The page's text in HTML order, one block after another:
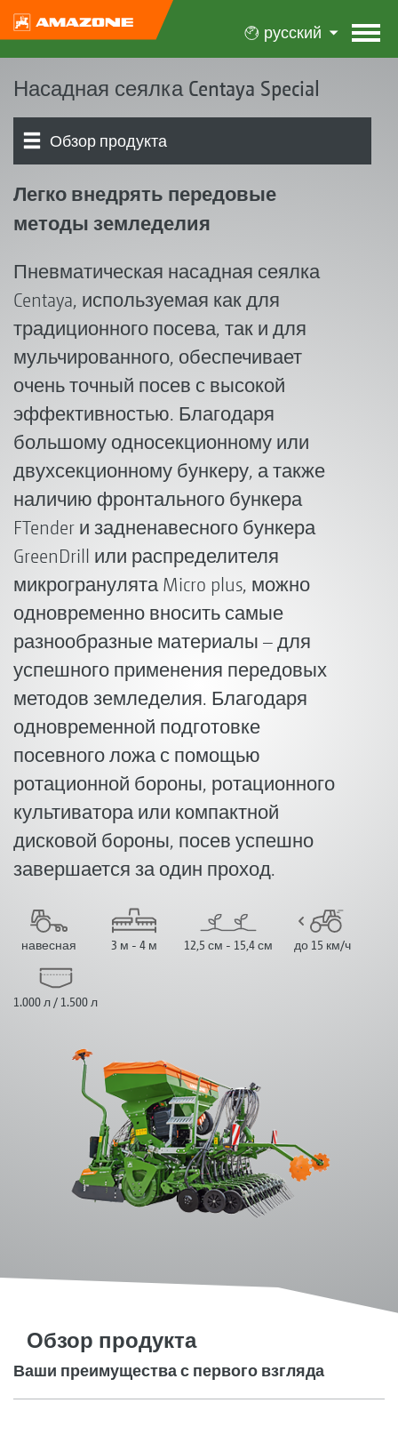
русский
Насадная сеялка Centaya Special
Обзор продукта
головка
Легко внедрять передовые
методы земледелия
Пневматическая насадная сеялка
Centaya, используемая как для
традиционного посева, так и для
мульчированного, обеспечивает
очень точный посев с высокой
эффективностью. Благодаря
большому односекционному или
двухсекционному бункеру, а также
наличию фронтального бункера
FTender и задненавесного бункера
GreenDrill или распределителя
микрогранулята Micro plus, можно
одновременно вносить самые
разнообразные материалы – для
успешного применения передовых
методов земледелия. Благодаря
одновременной подготовке
посевного ложа с помощью
ротационной бороны, ротационного
культиватора или компактной
дисковой бороны, посев успешно
завершается за один проход.
навесная 3 м - 4 м 12,5 см - 15,4 см до 15 км/ч
1.000 л / 1.500 л
Обзор продукта
Ваши преимущества с первого взгляда